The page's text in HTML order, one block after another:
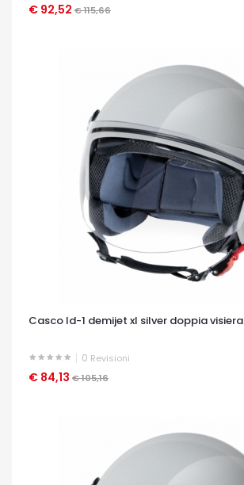
€ 92,52 € 115,66
OCCHIATA VELOCE
Casco ld-1 demijet xl silver doppia visiera
0 Revisioni
€ 84,13 € 105,16
OCCHIATA VELOCE